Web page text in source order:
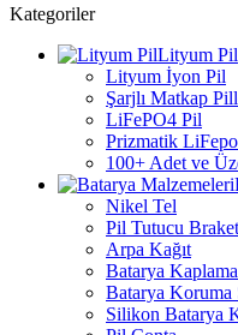
Kategoriler
Lityum Pil
Lityum İyon Pil
Şarjlı Matkap
LiFePO4 Pil
Prizmatik
100+ Adet ve
Nikel Tel
Pil Tutucu Braket
Arpa Kağıt
Batarya
Batarya Koruma
Silikon Batarya